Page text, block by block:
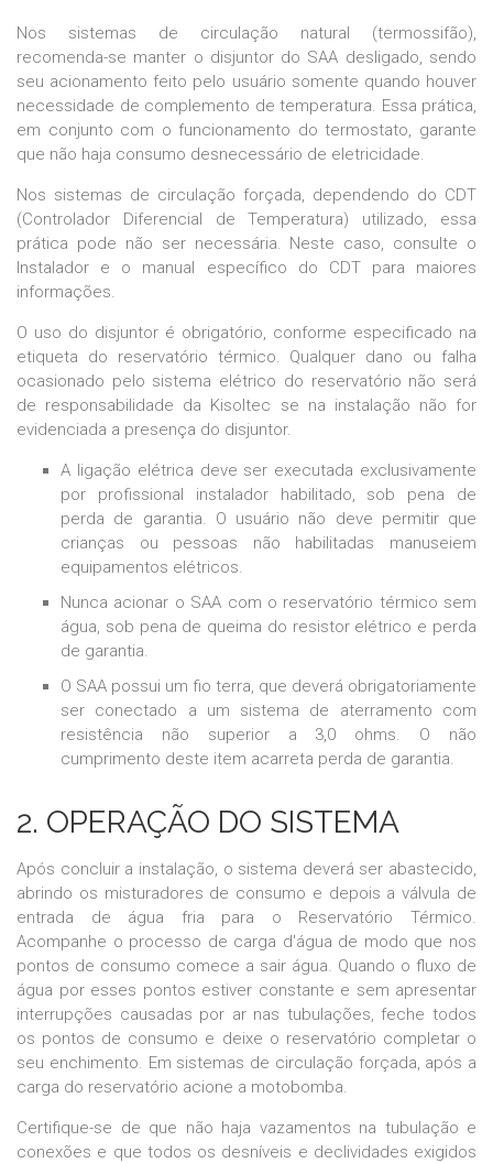
Nos sistemas de circulação natural (termossifão),
recomenda-se manter o disjuntor do SAA desligado, sendo
seu acionamento feito pelo usuário somente quando houver
necessidade de complemento de temperatura. Essa prática,
em conjunto com o funcionamento do termostato, garante
que não haja consumo desnecessário de eletricidade.
Nos sistemas de circulação forçada, dependendo do CDT
(Controlador Diferencial de Temperatura) utilizado, essa
prática pode não ser necessária. Neste caso, consulte o
Instalador e o manual específico do CDT para maiores
informações.
O uso do disjuntor é obrigatório, conforme especificado na
etiqueta do reservatório térmico. Qualquer dano ou falha
ocasionado pelo sistema elétrico do reservatório não será
de responsabilidade da Kisoltec se na instalação não for
evidenciada a presença do disjuntor.
A ligação elétrica deve ser executada exclusivamente
por profissional instalador habilitado, sob pena de
perda de garantia. O usuário não deve permitir que
crianças ou pessoas não habilitadas manuseiem
equipamentos elétricos.
Nunca acionar o SAA com o reservatório térmico sem
água, sob pena de queima do resistor elétrico e perda
de garantia.
O SAA possui um fio terra, que deverá obrigatoriamente
ser conectado a um sistema de aterramento com
resistência não superior a 3,0 ohms. O não
cumprimento deste item acarreta perda de garantia.
2. OPERAÇÃO DO SISTEMA
Após concluir a instalação, o sistema deverá ser abastecido,
abrindo os misturadores de consumo e depois a válvula de
entrada de água fria para o Reservatório Térmico.
Acompanhe o processo de carga d'água de modo que nos
pontos de consumo comece a sair água. Quando o fluxo de
água por esses pontos estiver constante e sem apresentar
interrupções causadas por ar nas tubulações, feche todos
os pontos de consumo e deixe o reservatório completar o
seu enchimento. Em sistemas de circulação forçada, após a
carga do reservatório acione a motobomba.
Certifique-se de que não haja vazamentos na tubulação e
conexões e que todos os desníveis e declividades exigidos